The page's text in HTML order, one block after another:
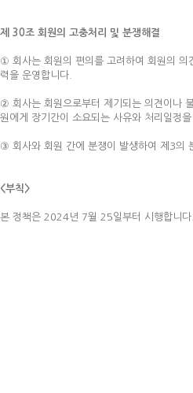
제 30조 회원의 고충처리 및 분쟁해결
① 회사는 회원의 편의를 고려하여 회원의 의
력을 운영합니다.
② 회사는 회원으로부터 제기되는 의견이나
원에게 장기간이 소요되는 사유와 처리일정
③ 회사와 회원 간에 분쟁이 발생하여 제3의
<부칙>
본 정책은 2024년 7월 25일부터 시행합니다.